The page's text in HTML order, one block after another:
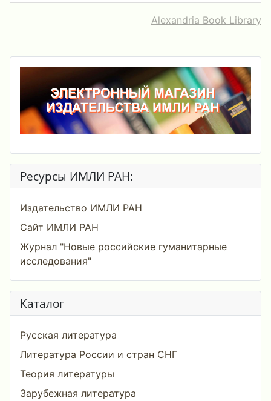
Alexandria Book Library
Ресурсы ИМЛИ РАН:
Издательство ИМЛИ РАН
Сайт ИМЛИ РАН
Журнал "Новые российские гуманитарные
исследования"
Каталог
Русская литература
Литература России и стран СНГ
Теория литературы
Зарубежная литература